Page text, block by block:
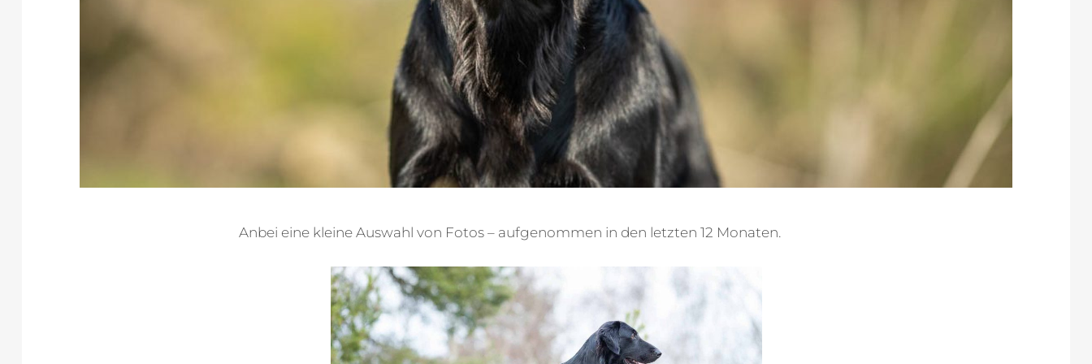
Anbei eine kleine Auswahl von Fotos – aufgenommen in den letzten 12 Monaten.